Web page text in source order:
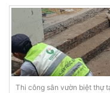
Thi công sân vườn biệt thự